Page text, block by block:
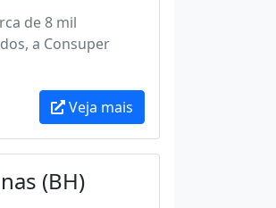
de 8 mil
a Consuper
Veja mais
(BH)